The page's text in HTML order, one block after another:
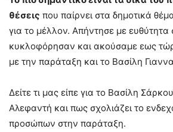
θέσεις που παίρνει στα δημοτικά
για το μέλλον. Απήντησε με ευθύτητα
κυκλοφόρησαν και ακούσαμε εως
με την παράταξη και το Βασίλη
Δείτε τι μας είπε για το Βασίλη
Αλεφαντή και πως σχολιάζει το
προσώπων στην παράταξη.